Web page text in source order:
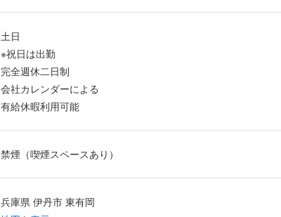
土日
※祝日は出勤
完全週休二日制
会社カレンダーによる
有給休暇利用可能
禁煙（喫煙スペースあり）
兵庫県 伊丹市 東有岡